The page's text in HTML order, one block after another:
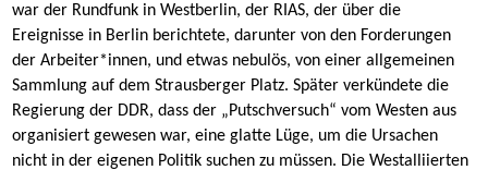
war der Rundfunk in Westberlin, der RIAS, der über die
Ereignisse in Berlin berichtete, darunter von den Forderungen
der Arbeiter*innen, und etwas nebulös, von einer allgemeinen
Sammlung auf dem Strausberger Platz. Später verkündete die
Regierung der DDR, dass der „Putschversuch“ vom Westen aus
organisiert gewesen war, eine glatte Lüge, um die Ursachen
nicht in der eigenen Politik suchen zu müssen. Die Westalliierten